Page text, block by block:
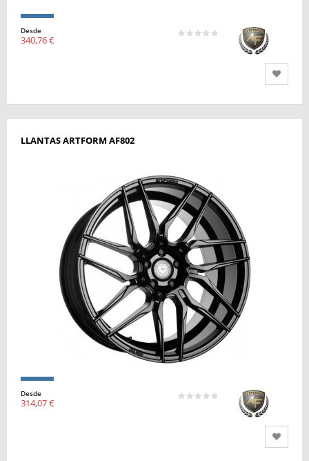
Desde
340,76 €
LLANTAS ARTFORM AF802
Desde
314,07 €